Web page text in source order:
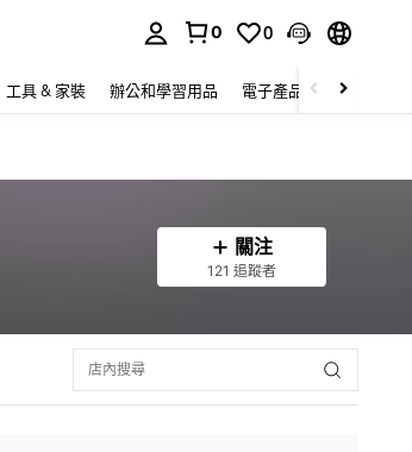
0 0
工具 & 家裝 辦公和學習用品 電子產品 玩具
關注
121 追蹤者